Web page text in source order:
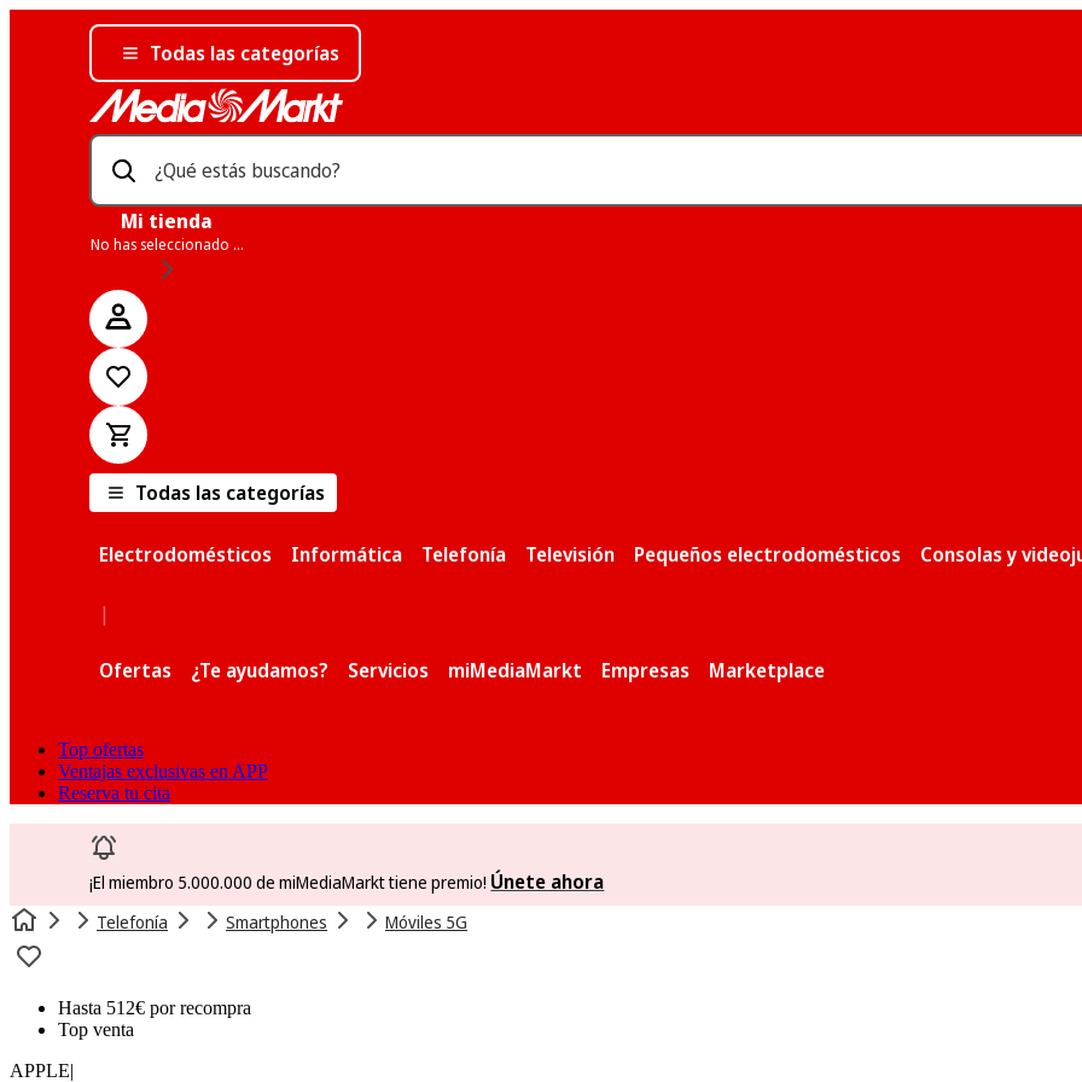
Todas las categorías
¿Qué estás buscando?
Mi tienda
No has seleccionado una tienda
Todas las categorías
Electrodomésticos Informática Telefonía Televisión Pequeños electrodomésticos Consolas y
|
Ofertas ¿Te ayudamos? Servicios miMediaMarkt Empresas Marketplace
Top ofertas
Ventajas exclusivas en APP
Reserva tu cita
¡El miembro 5.000.000 de miMediaMarkt tiene premio! Únete ahora
Telefonía Smartphones Móviles 5G
Hasta 512€ por recompra
Top venta
APPLE|